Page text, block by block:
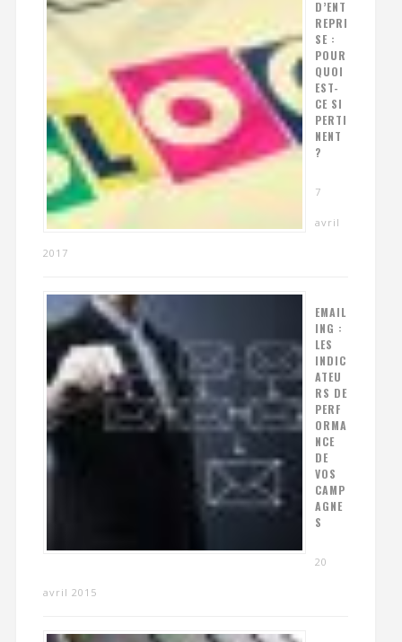
D’ENT
REPRI
SE :
POUR
QUOI
EST-
CE SI
PERTI
NENT
?
7
avril
2017
EMAIL
ING :
LES
INDIC
ATEU
RS DE
PERF
ORMA
NCE
DE
VOS
CAMP
AGNE
S
20
avril 2015